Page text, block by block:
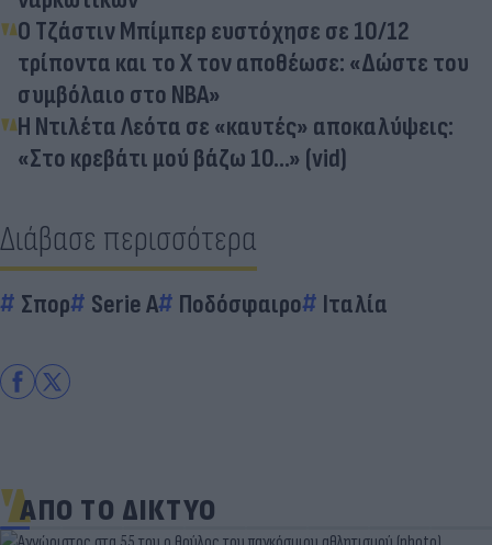
Ο Τζάστιν Μπίμπερ ευστόχησε σε 10/12
τρίποντα και το X τον αποθέωσε: «Δώστε του
συμβόλαιο στο NBA»
Η Ντιλέτα Λεότα σε «καυτές» αποκαλύψεις:
«Στο κρεβάτι μού βάζω 10...» (vid)
Διάβασε περισσότερα
Σπορ Serie A Ποδόσφαιρο Ιταλία
ΑΠΟ ΤΟ ΔΙΚΤΥΟ